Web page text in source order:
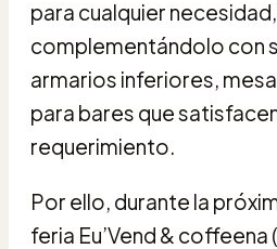
para cualquier necesidad,
complementándolo con
armarios inferiores,
para bares que
requerimiento.
Por ello, durante la
feria Eu’Vend & coffeena